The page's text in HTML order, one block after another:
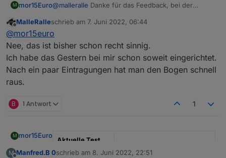
M mor15Euro@malleralle Danke für das Feedback, bei der
verbessern. Falls du Feedback hättest, wie man das
noch besser lösen könnte, einfach melden.
Offline
MalleRalleschrieb am 7. Juni 2022, 06:44
zuletzt editiert von
@mor15euro
Nee, das ist bisher schon recht sinnig.
Ich habe das Gestern bei mir schon soweit eingerichtet.
Nach ein paar Eintragungen hat man den Bogen schnell
raus.
B 1 Antwort 1
M mor15Euro
Aktuelle Test
Version
0.0.2
M Manfred.B 0schrieb am 8. Juni 2022, 22:51